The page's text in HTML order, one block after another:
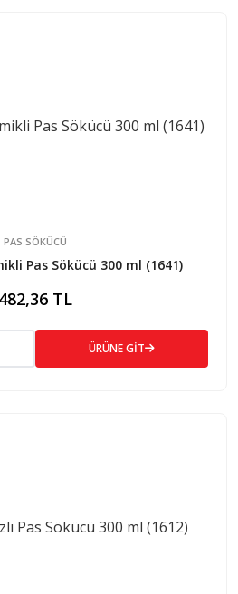
PAS SÖKÜCÜ
Pas Sökücü 300 ml (1641)
482,36 TL
ÜRÜNE GİT